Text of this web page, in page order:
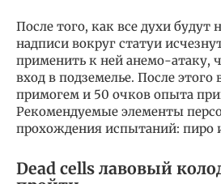
После того, как все духи будут
надписи вокруг статуи
применить к ней анемо-атаку,
вход в подземелье. После этого
примогем и 50 очков опыта
Рекомендуемые элементы
прохождения испытаний: пиро
Dead cells лавовый